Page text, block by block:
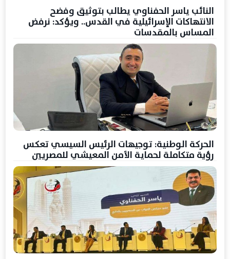
النائب ياسر الحفناوي يطالب بتوثيق وفضح
الانتهاكات الإسرائيلية في القدس.. ويؤكد: نرفض
المساس بالمقدسات
الحركة الوطنية: توجيهات الرئيس السيسي تعكس
رؤية متكاملة لحماية الأمن المعيشي للمصريين